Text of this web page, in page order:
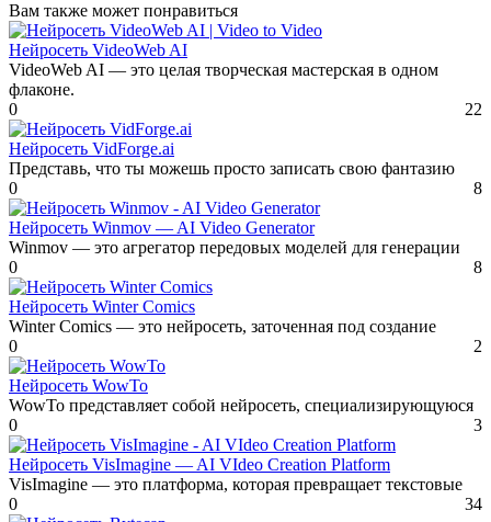
Вам также может понравиться
Нейросеть VideoWeb AI
VideoWeb AI — это целая творческая мастерская в одном
флаконе.
0
22
Нейросеть VidForge.ai
Представь, что ты можешь просто записать свою фантазию
0
8
Нейросеть Winmov — AI Video Generator
Winmov — это агрегатор передовых моделей для генерации
0
8
Нейросеть Winter Comics
Winter Comics — это нейросеть, заточенная под создание
0
2
Нейросеть WowTo
WowTo представляет собой нейросеть, специализирующуюся
0
3
Нейросеть VisImagine — AI VIdeo Creation Platform
VisImagine — это платформа, которая превращает текстовые
0
34